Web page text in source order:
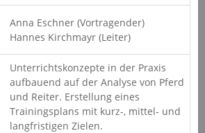
Anna Eschner (Vortragender)
Hannes Kirchmayr (Leiter)
Unterrichtskonzepte in der Praxis
aufbauend auf der Analyse von Pferd
und Reiter. Erstellung eines
Trainingsplans mit kurz-, mittel- und
langfristigen Zielen.